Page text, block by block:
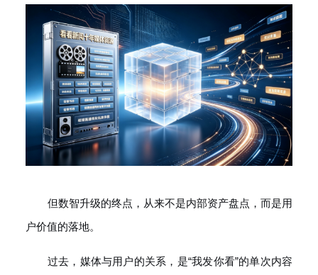
但数智升级的终点，从来不是内部资产盘点，而是用
户价值的落地。
过去，媒体与用户的关系，是“我发你看”的单次内容